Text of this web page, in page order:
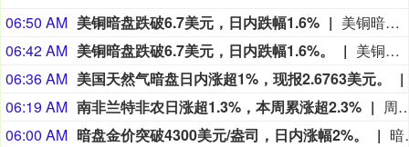
06:50 AM 美铜暗盘跌破6.7美元，日内跌幅1.6%
美铜暗盘跌破6.7美元，日内跌幅1.6%。
06:42 AM 美铜暗盘跌破6.7美元，日内跌幅1.6%。
美铜暗盘跌破6.7美元，日内跌幅1.6%。
06:36 AM 美国天然气暗盘日内涨超1%，现报2.6763美元。
06:19 AM 南非兰特非农日涨超1.3%，本周累涨超2.3%
周五（8月7日）纽约尾盘，欧元兑美元涨0.28%，报1.1558，北京时间20:30发布美国非农就业报告带来一波短线拉升行情，本周累计上涨0.27%，整体呈现出W形走势。英镑兑美元涨0.28%，报1.3492，本周累涨0.75%。美元兑瑞郎跌0.53%，报0.8080，本周涨0.06%。商品货币对中，澳元兑美元涨0.50%、本周累涨0.68%，纽元兑美元涨0.39%、本周累涨0.23%，美元兑加元跌0.52%、本周累跌
06:00 AM 暗盘金价突破4300美元/盎司，日内涨幅2%。
暗盘金